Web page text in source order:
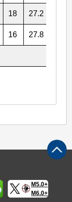
18 27.2
16 27.8
M5.0+
M6.0+